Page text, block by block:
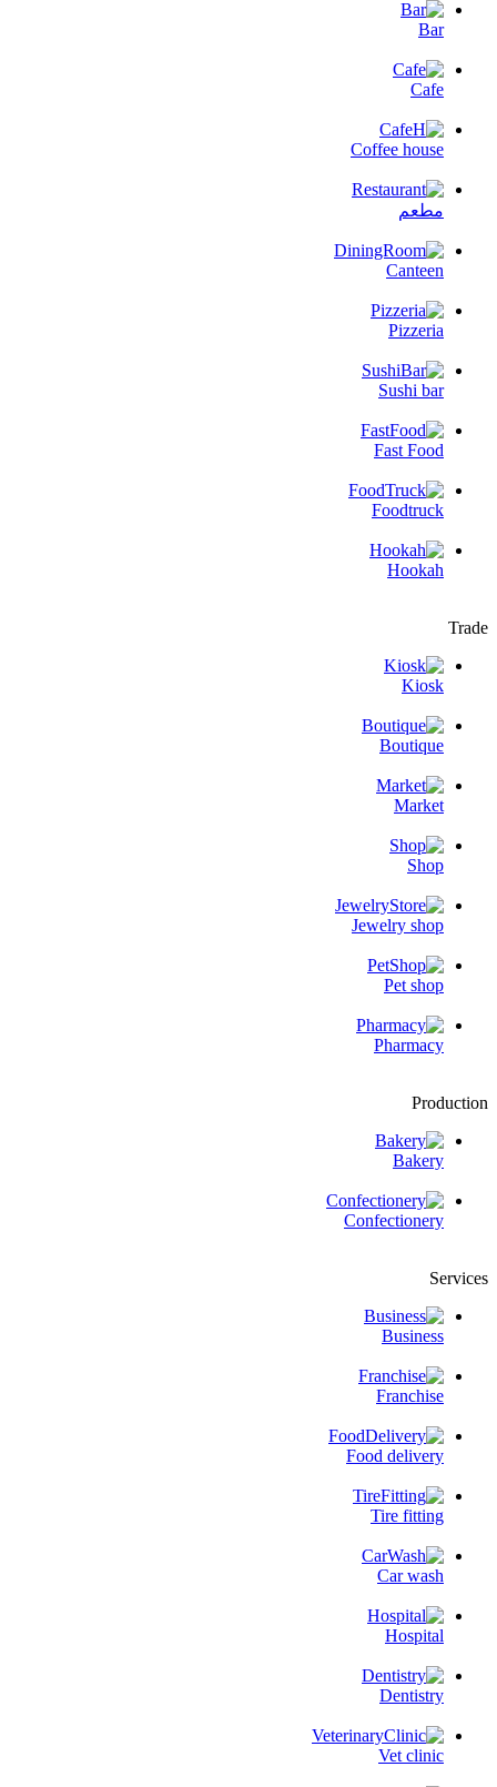
Bar
Cafe
Coffee house
مطعم
Canteen
Pizzeria
Sushi bar
Fast Food
Foodtruck
Hookah
Trade
Kiosk
Boutique
Market
Shop
Jewelry shop
Pet shop
Pharmacy
Production
Bakery
Confectionery
Services
Business
Franchise
Food delivery
Tire fitting
Car wash
Hospital
Dentistry
Vet clinic